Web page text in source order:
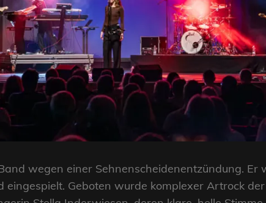
wegen einer Sehnenscheidenentzündung. Er
Geboten wurde komplexer Artrock der